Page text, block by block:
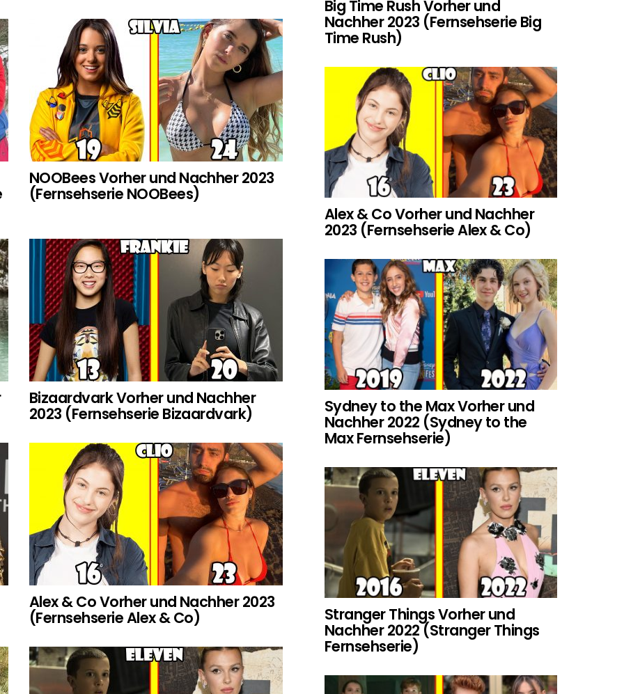
NOOBees Vorher und Nachher 2023
(Fernsehserie NOOBees)
Bizaardvark Vorher und Nachher
2023 (Fernsehserie Bizaardvark)
Alex & Co Vorher und Nachher 2023
(Fernsehserie Alex & Co)
Big Time Rush Vorher und
Nachher 2023 (Fernsehserie Big
Time Rush)
Alex & Co Vorher und Nachher
2023 (Fernsehserie Alex & Co)
Sydney to the Max Vorher und
Nachher 2022 (Sydney to the
Max Fernsehserie)
Stranger Things Vorher und
Nachher 2022 (Stranger Things
Fernsehserie)